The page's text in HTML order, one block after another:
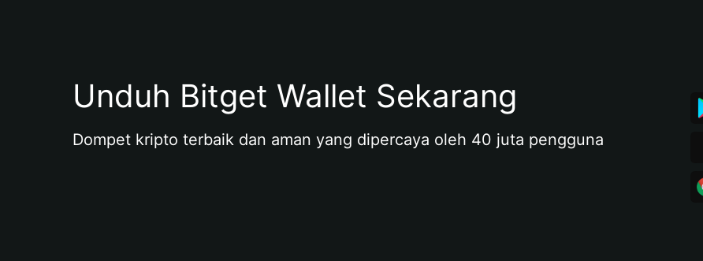
Unduh Bitget Wallet Sekarang
Dompet kripto terbaik dan aman yang dipercaya oleh 40 juta pengguna